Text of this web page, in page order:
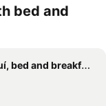
bed and
bed and breakfasts